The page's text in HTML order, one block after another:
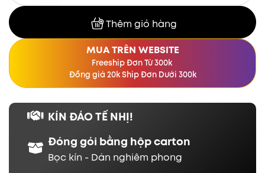
Thêm giỏ hàng
MUA TRÊN WEBSITE
Freeship Đơn Từ 300k
Đồng giá 20k Ship Đơn Dưới 300k
KÍN ĐÁO TẾ NHỊ!
Đóng gói bằng hộp carton
Bọc kín - Dán nghiêm phong